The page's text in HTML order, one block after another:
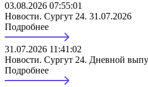
03.08.2026 07:55:01
Новости. Сургут 24. 31.07.2026
Подробнее
31.07.2026 11:41:02
Новости. Сургут 24. Дневной
Подробнее